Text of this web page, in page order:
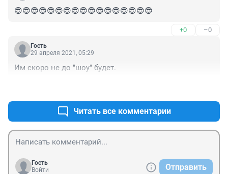
😎😎😎😎😎😎😎😎😎😎😎😎😎😎😎😎😎
+0 –0
Гость
29 апреля 2021, 05:29
Им скоро не до "шоу" будет.
Читать все комментарии
Гость
Войти
Отправить